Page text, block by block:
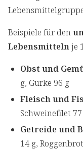
Beispiele für den
Lebensmittelnje
Obst und
g, Gurke 96 g
Fleisch und
Schweinefilet
Getreide und
14 g,